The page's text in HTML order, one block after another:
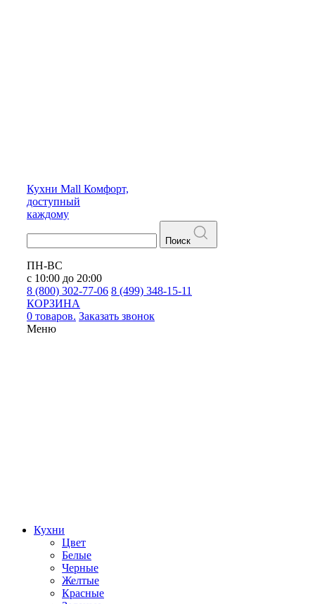
Кухни Mall Комфорт,
доступный
каждому
Поиск
ПН-ВС
с 10:00 до 20:00
8 (800) 302-77-06 8 (499) 348-15-11
КОРЗИНА
0 товаров. Заказать звонок
Меню
Кухни
Цвет
Белые
Черные
Желтые
Красные